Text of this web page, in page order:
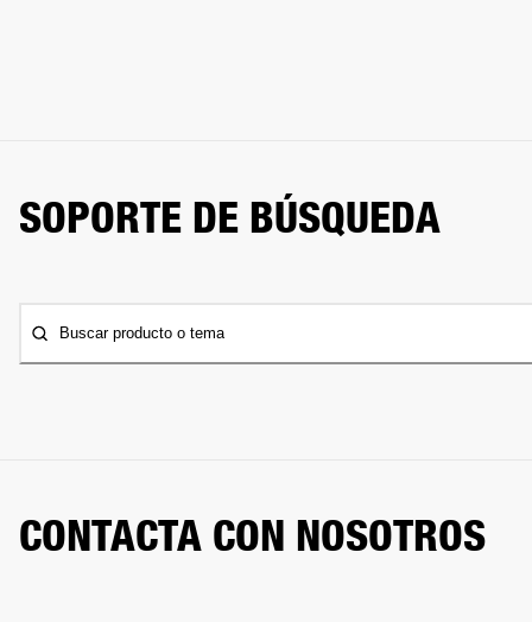
SOPORTE DE BÚSQUEDA
Buscar producto o tema
CONTACTA CON NOSOTROS